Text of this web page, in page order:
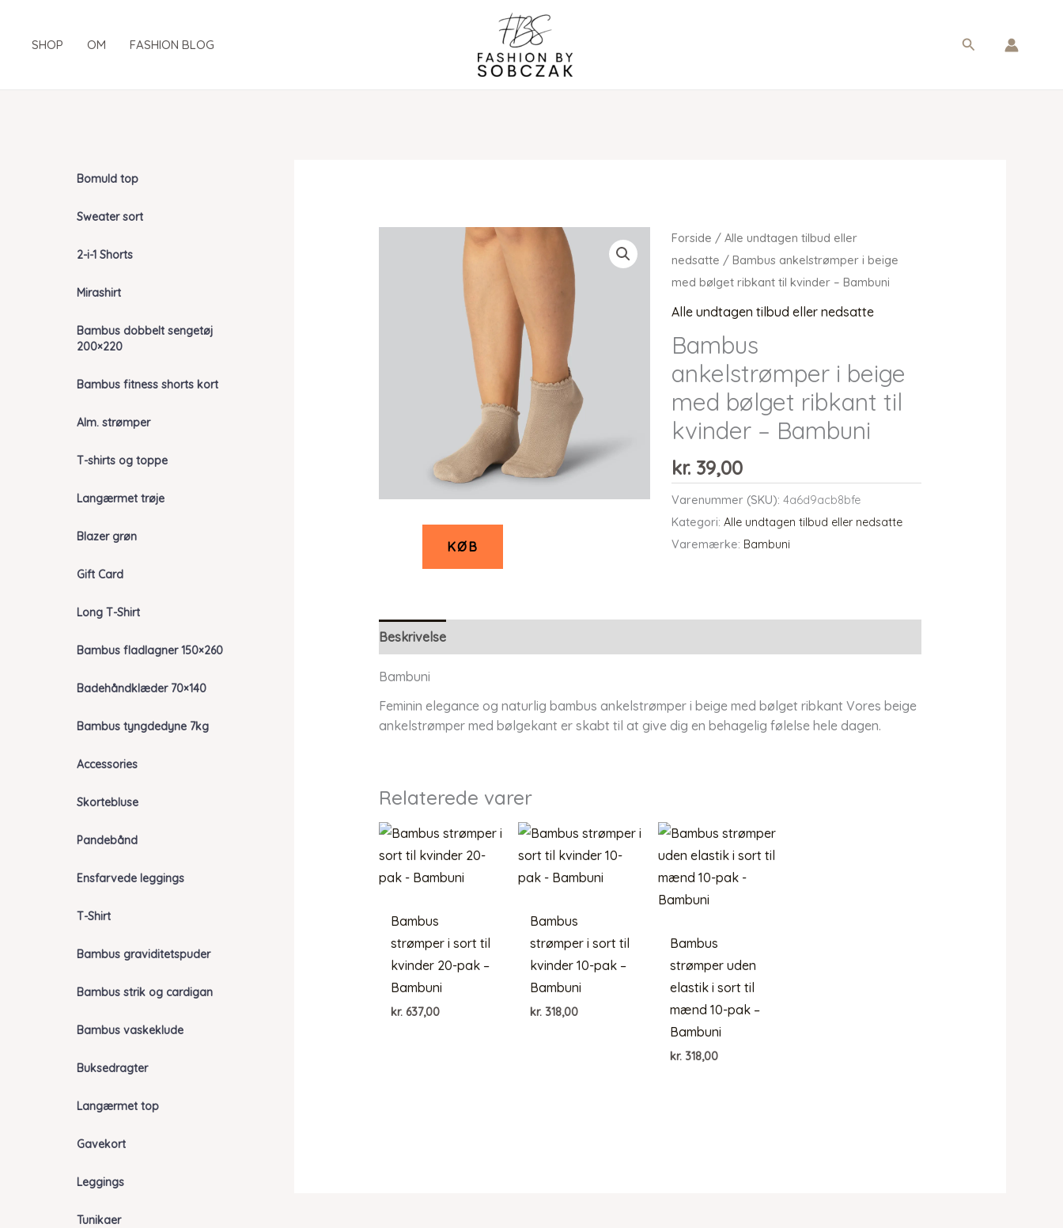
SHOP OM FASHION BLOG Søg
Bomuld top
Sweater sort
2-i-1 Shorts
Mirashirt
Bambus dobbelt sengetøj
200×220
Bambus fitness shorts kort
Alm. strømper
T-shirts og toppe
Langærmet trøje
Blazer grøn
Gift Card
Long T-Shirt
Bambus fladlagner 150×260
Badehåndklæder 70×140
Bambus tyngdedyne 7kg
Accessories
Skortebluse
Pandebånd
Ensfarvede leggings
T-Shirt
Bambus graviditetspuder
Bambus strik og cardigan
Bambus vaskeklude
Buksedragter
Langærmet top
Gavekort
Leggings
Tunikaer
Forside /Alle undtagen tilbud eller
nedsatte / Bambus ankelstrømper i beige
med bølget ribkant til kvinder – Bambuni
Alle undtagen tilbud eller nedsatte
Bambus
ankelstrømper i beige
med bølget ribkant til
kvinder – Bambuni
kr. 39,00
Varenummer (SKU):4a6d9acb8bfe
Kategori:Alle undtagen tilbud eller nedsatte
Varemærke: Bambuni
KØB
Beskrivelse
Bambuni
Feminin elegance og naturlig bambus ankelstrømper i beige med bølget ribkant Vores beige
ankelstrømper med bølgekant er skabt til at give dig en behagelig følelse hele dagen.
Relaterede varer
Bambus
strømper i sort til
kvinder 20-pak –
Bambuni
kr.637,00
Bambus
strømper i sort til
kvinder 10-pak –
Bambuni
kr. 318,00
Bambus
strømper uden
elastik i sort til
mænd 10-pak –
Bambuni
kr. 318,00